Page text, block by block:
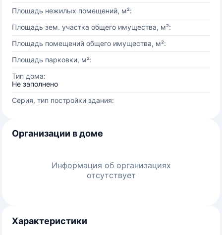
Площадь нежилых помещений, м²:
Площадь зем. участка общего имущества, м²:
Площадь помещений общего имущества, м²:
Площадь парковки, м²:
Тип дома:
Не заполнено
Серия, тип постройки здания:
Организации в доме
Информация об организациях
отсутствует
Характеристики